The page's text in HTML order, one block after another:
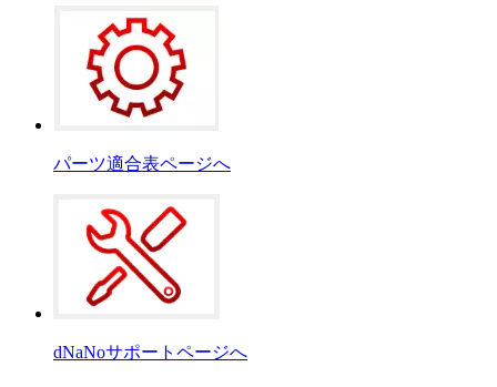
パーツ適合表ページへ
dNaNoサポートページへ